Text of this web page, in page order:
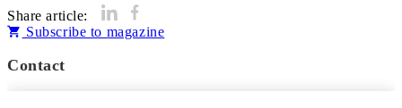
Share article:
Subscribe to magazine
Contact